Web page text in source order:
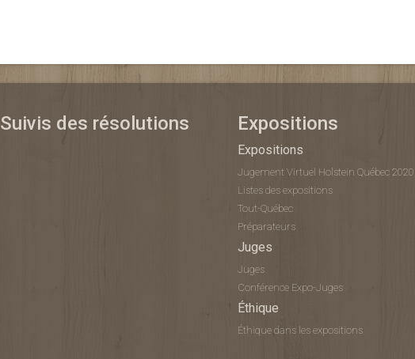
Suivis des résolutions Expositions
Expositions
Jugement Virtuel Holstein Québec 2020
Listes des expositions
Tout-Québec
Préparateurs
Juges
Juges
Conférence Expo-Juges
Éthique
Éthique dans les expositions